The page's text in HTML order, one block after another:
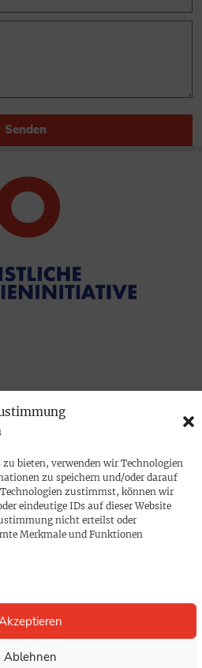
bieten, verwenden wir Technologien
zu speichern und/oder darauf
zustimmst, können wir
eindeutige IDs auf dieser Website
nicht erteilst oder
Merkmale und Funktionen
Ablehnen
Senden